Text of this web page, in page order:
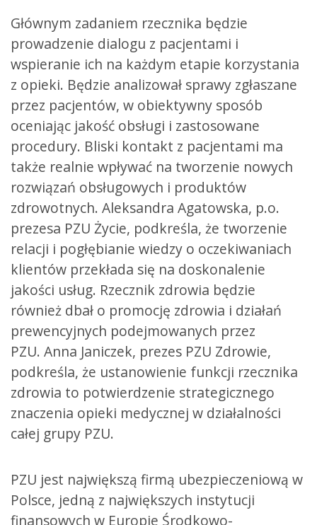
Głównym zadaniem rzecznika będzie
prowadzenie dialogu z pacjentami i
wspieranie ich na każdym etapie korzystania
z opieki. Będzie analizował sprawy zgłaszane
przez pacjentów, w obiektywny sposób
oceniając jakość obsługi i zastosowane
procedury. Bliski kontakt z pacjentami ma
także realnie wpływać na tworzenie nowych
rozwiązań obsługowych i produktów
zdrowotnych. Aleksandra Agatowska, p.o.
prezesa PZU Życie, podkreśla, że tworzenie
relacji i pogłębianie wiedzy o oczekiwaniach
klientów przekłada się na doskonalenie
jakości usług. Rzecznik zdrowia będzie
również dbał o promocję zdrowia i działań
prewencyjnych podejmowanych przez
PZU. Anna Janiczek, prezes PZU Zdrowie,
podkreśla, że ustanowienie funkcji rzecznika
zdrowia to potwierdzenie strategicznego
znaczenia opieki medycznej w działalności
całej grupy PZU.
PZU jest największą firmą ubezpieczeniową w
Polsce, jedną z największych instytucji
finansowych w Europie Środkowo-